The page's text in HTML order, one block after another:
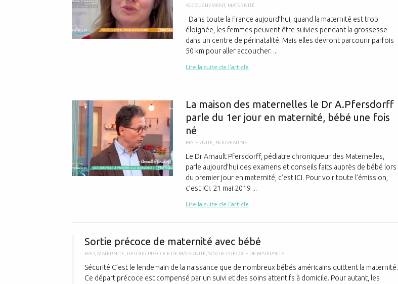
ACCOUCHEMENT, MATERNITÉ
Dans toute la France aujourd’hui, quand la maternité est trop
éloignée, les femmes peuvent être suivies pendant la grossesse
dans un centre de périnatalité. Mais elles devront parcourir parfois
50 km pour aller accoucher. ...
Lire la suite de l'article
La maison des maternelles le Dr A.Pfersdorff
parle du 1er jour en maternité, bébé une fois
né
MATERNITÉ, NOUVEAU NÉ
Le Dr Arnault Pfersdorff, pédiatre chroniqueur des Maternelles,
parle aujourd’hui des examens et conseils faits auprès de bébé lors
du premier jour en maternité, c’est ICI. Pour voir toute l’émission,
c’est ICI. 21 mai 2019 ...
Lire la suite de l'article
Sortie précoce de maternité avec bébé
HAD, MATERNITÉ, RETOUR PRÉCOCE DE MATERNITÉ, SORTIE PRÉCOCE DE MATERNITÉ
Sécurité C’est le lendemain de la naissance que de nombreux bébés américains quittent la maternité.
Ce départ précoce est compensé par un suivi et des soins attentifs à domicile. Pour autant, les